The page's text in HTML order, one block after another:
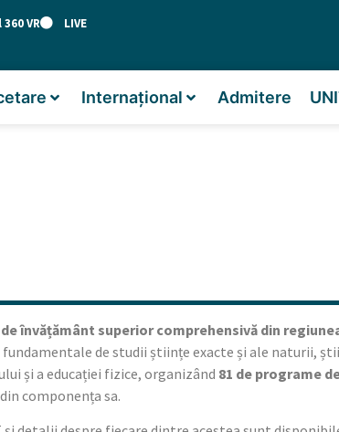
VR LIVE
Internațional Admitere
învățământ superior comprehensivă din
de studii științe exacte și ale naturii,
și a educației fizice, organizând 81 de programe
din componența sa.